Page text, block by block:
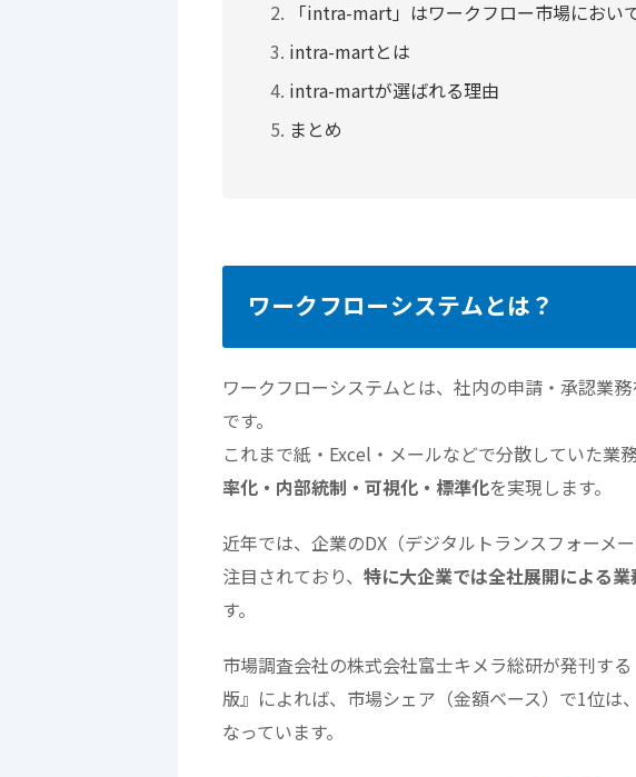
「intra-mart」はワークフロー市場におい
intra-martとは
intra-martが選ばれる理由
まとめ
ワークフローシステムとは？
ワークフローシステムとは、社内の申請・承認業
です。
これまで紙・Excel・メールなどで分散していた業
率化・内部統制・可視化・標準化を実現します。
近年では、企業のDX（デジタルトランスフォーメ
注目されており、 特に大企業では全社展開による
す。
市場調査会社の株式会社富士キメラ総研が発刊す
版』によれば、市場シェア（金額ベース）で1位
なっています。